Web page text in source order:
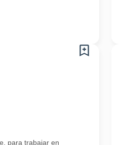
para trabajar en